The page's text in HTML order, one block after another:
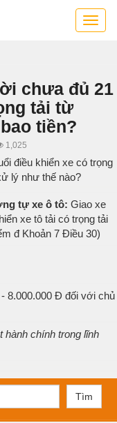
Cẩm
cứu
thông
lái
chưa đủ 21
tải từ
tiền?
1,025
điều khiển xe có trọng
lý như thế nào?
tự xe ô tô: Giao xe
xe tô tải có trọng tải
đ Khoản 7 Điều 30)
8.000.000 Đ đối với chủ
hành chính trong lĩnh
Tìm